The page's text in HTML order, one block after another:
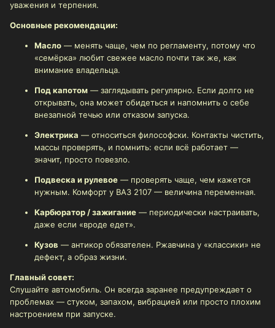
уважения и терпения.
Основные рекомендации:
Масло — менять чаще, чем по регламенту, потому что
«семёрка» любит свежее масло почти так же, как
внимание владельца.
Под капотом — заглядывать регулярно. Если долго не
открывать, она может обидеться и напомнить о себе
внезапной течью или отказом запуска.
Электрика — относиться философски. Контакты чистить,
массы проверять, и помнить: если всё работает —
значит, просто повезло.
Подвеска и рулевое — проверять чаще, чем кажется
нужным. Комфорт у ВАЗ 2107 — величина переменная.
Карбюратор / зажигание — периодически настраивать,
даже если «вроде едет».
Кузов — антикор обязателен. Ржавчина у «классики» не
дефект, а образ жизни.
Главный совет:
Слушайте автомобиль. Он всегда заранее предупреждает о
проблемах — стуком, запахом, вибрацией или просто плохим
настроением при запуске.